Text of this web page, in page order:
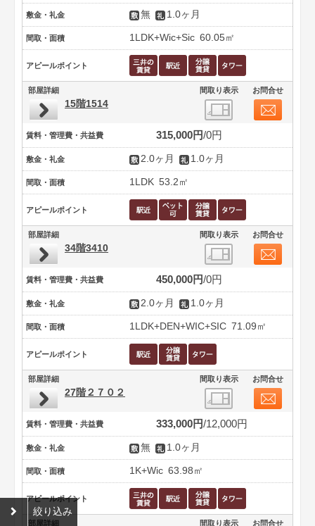
敷金・礼金 無 1.0ヶ月
間取・面積 1LDK+Wic+Sic 60.05㎡
アピールポイント
部屋詳細 間取り表示 お問合せ
15階1514
賃料・管理費・共益費 315,000円 0円
敷金・礼金 2.0ヶ月 1.0ヶ月
間取・面積 1LDK 53.2㎡
アピールポイント
部屋詳細 間取り表示 お問合せ
34階3410
賃料・管理費・共益費 450,000円 0円
敷金・礼金 2.0ヶ月 1.0ヶ月
間取・面積 1LDK+DEN+WIC+SIC 71.09㎡
アピールポイント
部屋詳細 間取り表示 お問合せ
27階２７０２
賃料・管理費・共益費 333,000円 12,000円
敷金・礼金 無 1.0ヶ月
間取・面積 1K+Wic 63.98㎡
アピールポイント
部屋詳細 間取り表示 お問合せ
絞り込み